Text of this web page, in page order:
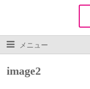
メニュー
image2